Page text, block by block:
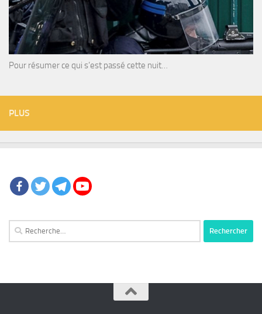
Pour résumer ce qui s’est passé cette nuit…
PLUS
Rechercher :